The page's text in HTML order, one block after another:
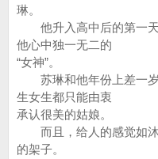
琳。
他升入高中后的第一天
他心中独一无二的
“女神”。
苏琳和他年份上差一岁
生女生都只能由衷
承认很美的姑娘。
而且，给人的感觉如沐
的架子。